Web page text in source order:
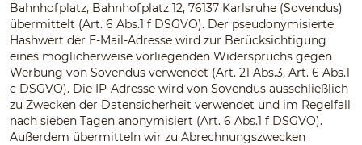
Bahnhofplatz, Bahnhofplatz 12, 76137 Karlsruhe (Sovendus)
übermittelt (Art. 6 Abs.1 f DSGVO). Der pseudonymisierte
Hashwert der E-Mail-Adresse wird zur Berücksichtigung
eines möglicherweise vorliegenden Widerspruchs gegen
Werbung von Sovendus verwendet (Art. 21 Abs.3, Art. 6 Abs.1
c DSGVO). Die IP-Adresse wird von Sovendus ausschließlich
zu Zwecken der Datensicherheit verwendet und im Regelfall
nach sieben Tagen anonymisiert (Art. 6 Abs.1 f DSGVO).
Außerdem übermitteln wir zu Abrechnungszwecken